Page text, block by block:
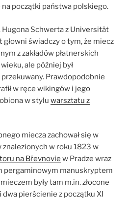
na początki państwa polskiego.
Hugona Schwerta z Universität
świadczy o tym, że miecz
z zakładów płatnerskich
ale później był
Prawdopodobnie
w ręce wikingów i jego
w stylu warsztatu z
miecza zachował się w
w roku 1823 w
na Břevnovie w Pradze wraz
pergaminowym manuskryptem
były tam m.in. złocone
pierścienie z początku XI